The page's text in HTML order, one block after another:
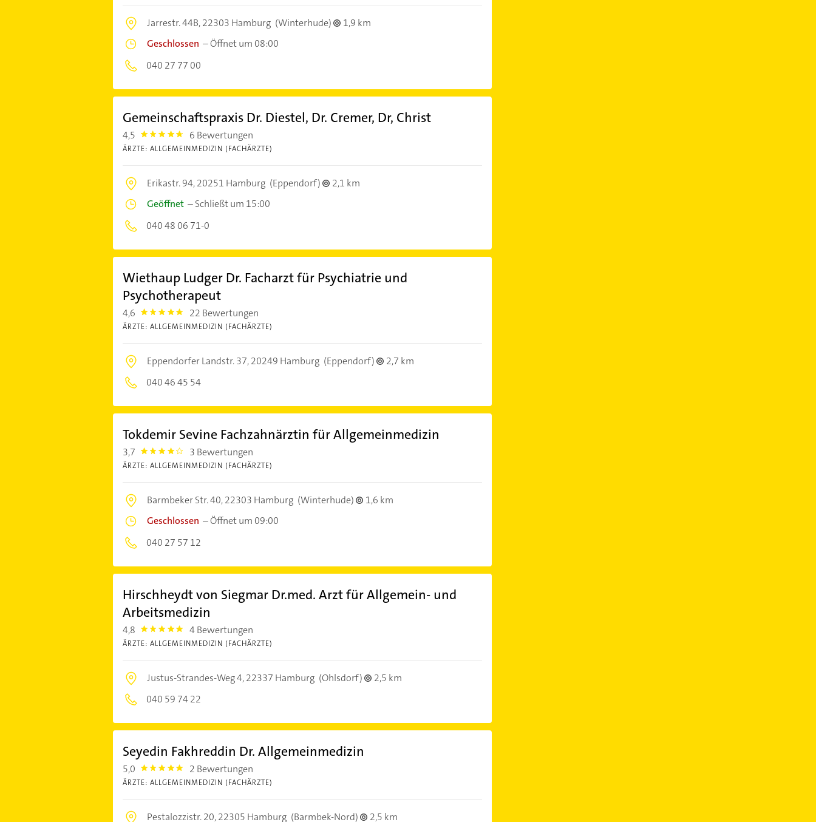
Jarrestr. 44B,22303 Hamburg (Winterhude)
1,9 km
Geschlossen –Öffnet um 08:00
040 27 77 00
Gemeinschaftspraxis Dr. Diestel, Dr. Cremer, Dr, Christ
4,5 4.5 6 Bewertungen
ÄRZTE: ALLGEMEINMEDIZIN (FACHÄRZTE)
Erikastr. 94,20251 Hamburg (Eppendorf)
2,1 km
Geöffnet–Schließt um 15:00
040 48 06 71-0
Wiethaup Ludger Dr. Facharzt für Psychiatrie und
Psychotherapeut
4,6 4.6 22 Bewertungen
ÄRZTE: ALLGEMEINMEDIZIN (FACHÄRZTE)
Eppendorfer Landstr. 37,20249 Hamburg (Eppendorf)
2,7 km
040 46 45 54
Tokdemir Sevine Fachzahnärztin für Allgemeinmedizin
3,7 3.7 3 Bewertungen
ÄRZTE: ALLGEMEINMEDIZIN (FACHÄRZTE)
Barmbeker Str. 40,22303 Hamburg (Winterhude)
1,6 km
Geschlossen –Öffnet um 09:00
040 27 57 12
Hirschheydt von Siegmar Dr.med. Arzt für Allgemein- und
Arbeitsmedizin
4,8 4.8 4 Bewertungen
ÄRZTE: ALLGEMEINMEDIZIN (FACHÄRZTE)
Justus-Strandes-Weg 4,22337 Hamburg (Ohlsdorf)
2,5 km
040 59 74 22
Seyedin Fakhreddin Dr. Allgemeinmedizin
5,0 5.0 2 Bewertungen
ÄRZTE: ALLGEMEINMEDIZIN (FACHÄRZTE)
Pestalozzistr. 20,22305 Hamburg (Barmbek-Nord) 2,5 km